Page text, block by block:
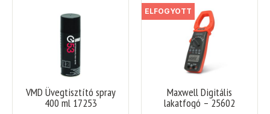
VMD Üvegtisztító spray
400 ml 17253
ELFOGYOTT
Maxwell Digitális
lakatfogó – 25602